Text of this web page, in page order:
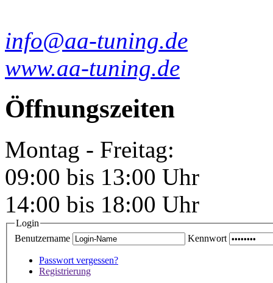
info@aa-tuning.de
www.aa-tuning.de
Öffnungszeiten
Montag - Freitag:
09:00 bis 13:00 Uhr
14:00 bis 18:00 Uhr
Login
Benutzername
Kennwort
Passwort vergessen?
Registrierung